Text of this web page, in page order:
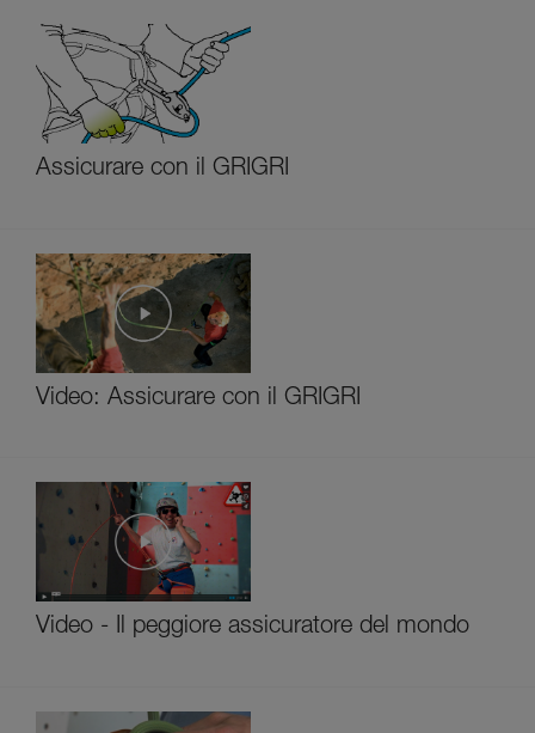
Assicurare con il GRIGRI
Video: Assicurare con il GRIGRI
Video - Il peggiore assicuratore del mondo